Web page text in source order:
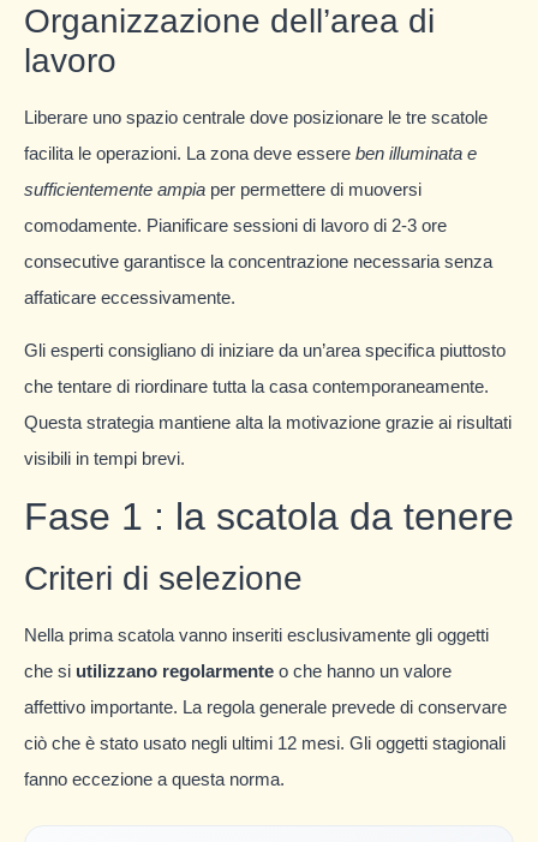
Organizzazione dell’area di
lavoro
Liberare uno spazio centrale dove posizionare le tre scatole
facilita le operazioni. La zona deve essere ben illuminata e
sufficientemente ampia per permettere di muoversi
comodamente. Pianificare sessioni di lavoro di 2-3 ore
consecutive garantisce la concentrazione necessaria senza
affaticare eccessivamente.
Gli esperti consigliano di iniziare da un’area specifica piuttosto
che tentare di riordinare tutta la casa contemporaneamente.
Questa strategia mantiene alta la motivazione grazie ai risultati
visibili in tempi brevi.
Fase 1 : la scatola da tenere
Criteri di selezione
Nella prima scatola vanno inseriti esclusivamente gli oggetti
che si utilizzano regolarmente o che hanno un valore
affettivo importante. La regola generale prevede di conservare
ciò che è stato usato negli ultimi 12 mesi. Gli oggetti stagionali
fanno eccezione a questa norma.